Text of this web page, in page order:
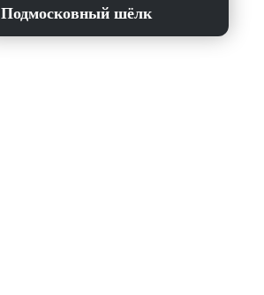
Подмосковный шёлк